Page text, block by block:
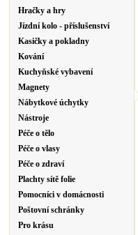
Hračky a hry
Jízdní kolo - příslušenství
Kasičky a pokladny
Kování
Kuchyňské vybavení
Magnety
Nábytkové úchytky
Nástroje
Péče o tělo
Péče o vlasy
Péče o zdraví
Plachty sítě folie
Pomocníci v domácnosti
Poštovní schránky
Pro krásu